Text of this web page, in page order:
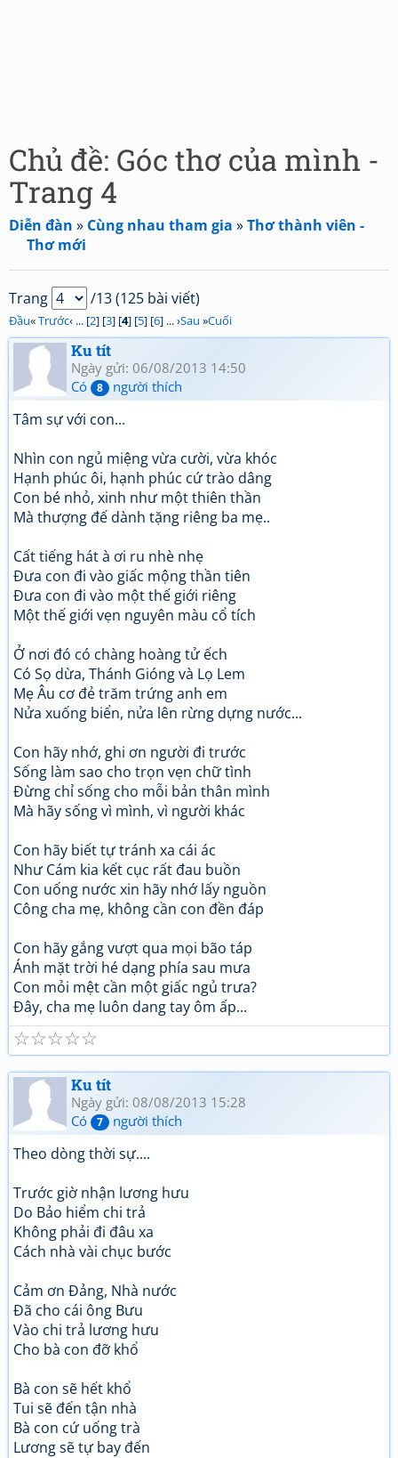
Chủ đề: Góc thơ của mình -
Trang 4
Diễn đàn » Cùng nhau tham gia »Thơ thành viên -
Thơ mới
Trang /13 (125 bài viết)
Đầu«Trước‹ ... [2] [3] [4] [5] [6] ... ›Sau »Cuối
Ku tít
Ngày gửi: 06/08/2013 14:50
Có
8 người thích
Tâm sự với con...
Nhìn con ngủ miệng vừa cười, vừa khóc
Hạnh phúc ôi, hạnh phúc cứ trào dâng
Con bé nhỏ, xinh như một thiên thần
Mà thượng đế dành tặng riêng ba mẹ..
Cất tiếng hát à ơi ru nhè nhẹ
Đưa con đi vào giấc mộng thần tiên
Đưa con đi vào một thế giới riêng
Một thế giới vẹn nguyên màu cổ tích
Ở nơi đó có chàng hoàng tử ếch
Có Sọ dừa, Thánh Gióng và Lọ Lem
Mẹ Âu cơ đẻ trăm trứng anh em
Nửa xuống biển, nửa lên rừng dựng nước...
Con hãy nhớ, ghi ơn người đi trước
Sống làm sao cho trọn vẹn chữ tình
Đừng chỉ sống cho mỗi bản thân mình
Mà hãy sống vì mình, vì người khác
Con hãy biết tự tránh xa cái ác
Như Cám kia kết cục rất đau buồn
Con uống nước xin hãy nhớ lấy nguồn
Công cha mẹ, không cần con đền đáp
Con hãy gắng vượt qua mọi bão táp
Ánh mặt trời hé dạng phía sau mưa
Con mỏi mệt cần một giấc ngủ trưa?
Đây, cha mẹ luôn dang tay ôm ấp...
☆
☆
☆
☆
☆
Ku tít
Ngày gửi: 08/08/2013 15:28
Có
7 người thích
Theo dòng thời sự....
Trước giờ nhận lương hưu
Do Bảo hiểm chi trả
Không phải đi đâu xa
Cách nhà vài chục bước
Cảm ơn Đảng, Nhà nước
Đã cho cái ông Bưu
Vào chi trả lương hưu
Cho bà con đỡ khổ
Bà con sẽ hết khổ
Tui sẽ đến tận nhà
Bà con cứ uống trà
Lương sẽ tự bay đến